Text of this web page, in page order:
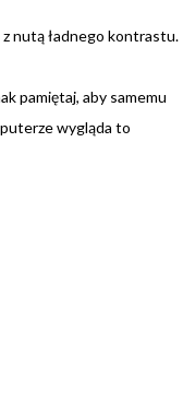
nutą ładnego kontrastu.
pamiętaj, aby samemu
wygląda to